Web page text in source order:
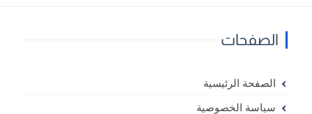
الصفحات
الصفحة الرئيسية
سياسة الخصوصية